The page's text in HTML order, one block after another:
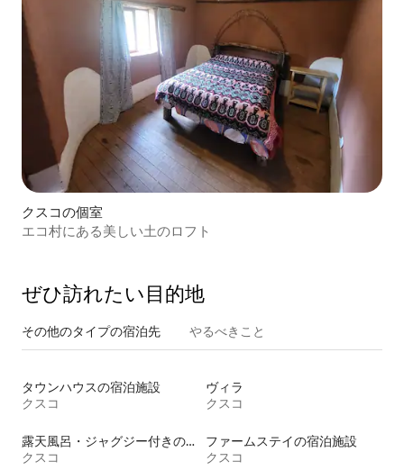
クスコの個室
エコ村にある美しい土のロフト
ぜひ訪⁠れ⁠た⁠い目⁠的⁠地
その他のタ⁠イ⁠プ⁠の宿⁠泊⁠先 やるべきこと
タウンハウスの宿泊施設
クスコ
ヴィラ
クスコ
露天風呂・ジャグジー付きの宿泊施設
クスコ
ファームステイの宿泊施設
クスコ